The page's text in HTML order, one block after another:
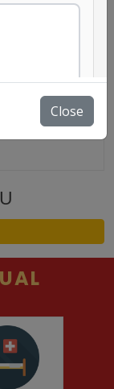
Close